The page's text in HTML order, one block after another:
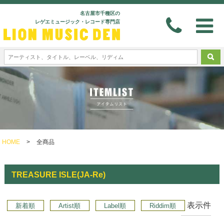
名古屋市千種区の
レゲエミュージック・レコード専門店
HOME > 全商品
TREASURE ISLE(JA-Re)
新着順 Artist順 Label順 Riddim順
表示件